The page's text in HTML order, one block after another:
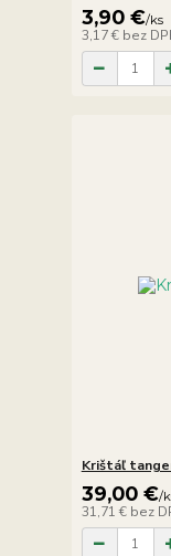
3,90 €/ks
3,17 € bez
Krištáľ
39,00 €/
31,71 € bez